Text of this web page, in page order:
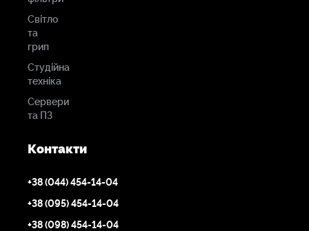
Світло
та
грип
Студійна
техніка
Сервери
та ПЗ
Контакти
+38 (044) 454-14-04
+38 (095) 454-14-04
+38 (098) 454-14-04